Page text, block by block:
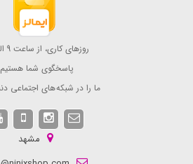
روزهای کاری، از ساعت 9 الی 16
پاسخگوی شما
ما را در شبکه های اجتماعی
مشهد